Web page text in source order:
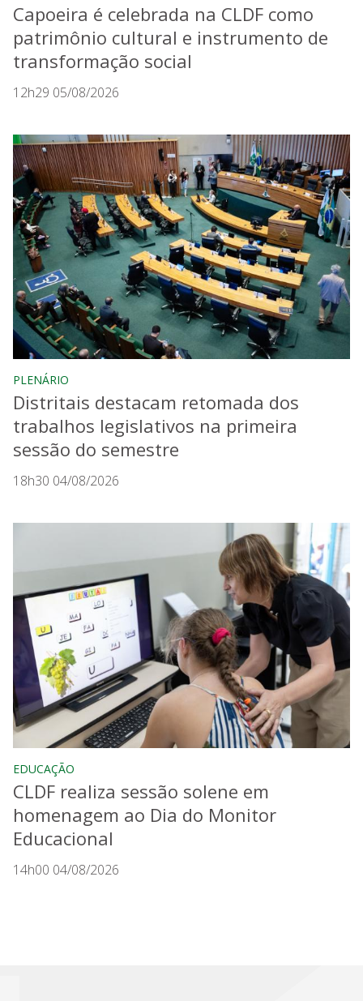
Capoeira é celebrada na CLDF como
patrimônio cultural e instrumento de
transformação social
12h29 05/08/2026
PLENÁRIO
Distritais destacam retomada dos
trabalhos legislativos na primeira
sessão do semestre
18h30 04/08/2026
EDUCAÇÃO
CLDF realiza sessão solene em
homenagem ao Dia do Monitor
Educacional
14h00 04/08/2026